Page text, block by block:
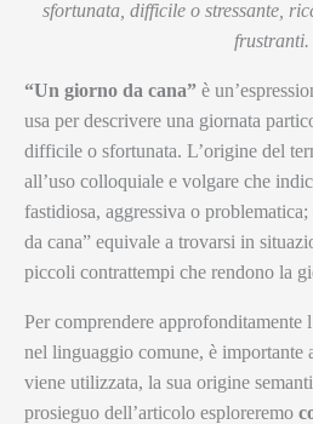
sfortunata, difficile o stressante,
frustranti.
“Un giorno da cana” è
usa per descrivere una giornata
difficile o sfortunata. L’origine del
all’uso colloquiale e volgare che
fastidiosa, aggressiva o
da cana” equivale a trovarsi in
piccoli contrattempi che rendono la
Per comprendere approfonditamente
nel linguaggio comune, è importante
viene utilizzata, la sua origine
prosieguo dell’articolo esploreremo